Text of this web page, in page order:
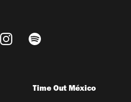
Time Out México